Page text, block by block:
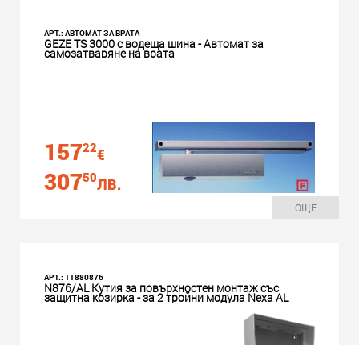
АРТ.: АВТОМАТ ЗА ВРАТА
GEZE TS 3000 с водеща шина - Автомат за
самозатваряне на врата
15722€
30750ЛВ.
ОЩЕ
АРТ.: 11880876
N876/AL Кутия за повърхностен монтаж със
защитна козирка - за 2 тройни модула Nexa AL